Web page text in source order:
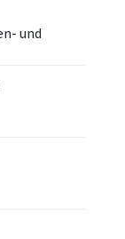
und